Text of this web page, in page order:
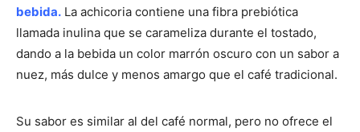
bebida. La achicoria contiene una fibra prebiótica
llamada inulina que se carameliza durante el tostado,
dando a la bebida un color marrón oscuro con un sabor a
nuez, más dulce y menos amargo que el café tradicional.
Su sabor es similar al del café normal, pero no ofrece el